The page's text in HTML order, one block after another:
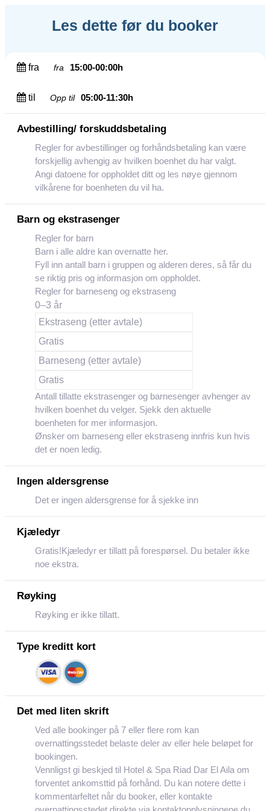
Les dette før du booker
fra fra 15:00-00:00h
til Opp til 05:00-11:30h
Avbestilling/ forskuddsbetaling
Regler for avbestillinger og forhåndsbetaling kan være
forskjellig avhengig av hvilken boenhet du har valgt.
Angi datoene for oppholdet ditt og les nøye gjennom
vilkårene for boenheten du vil ha.
Barn og ekstrasenger
Regler for barn
Barn i alle aldre kan overnatte her.
Fyll inn antall barn i gruppen og alderen deres, så får du
se riktig pris og informasjon om oppholdet.
Regler for barneseng og ekstraseng
0–3 år
Ekstraseng (etter avtale)
Gratis
Barneseng (etter avtale)
Gratis
Antall tillatte ekstrasenger og barnesenger avhenger av
hvilken boenhet du velger. Sjekk den aktuelle
boenheten for mer informasjon.
Ønsker om barneseng eller ekstraseng innfris kun hvis
det er noen ledig.
Ingen aldersgrense
Det er ingen aldersgrense for å sjekke inn
Kjæledyr
Gratis!Kjæledyr er tillatt på forespørsel. Du betaler ikke
noe ekstra.
Røyking
Røyking er ikke tillatt.
Type kreditt kort
Det med liten skrift
Ved alle bookinger på 7 eller flere rom kan
overnattingsstedet belaste deler av eller hele beløpet for
bookingen.
Vennligst gi beskjed til Hotel & Spa Riad Dar El Aila om
forventet ankomsttid på forhånd. Du kan notere dette i
kommentarfeltet når du booker, eller kontakte